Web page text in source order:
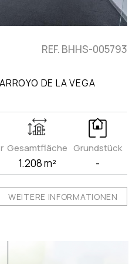
REF. BHHS-005793
DE LA VEGA
Gesamtfläche
1.208 m²
Grundstück
-
WEITERE INFORMATIONEN